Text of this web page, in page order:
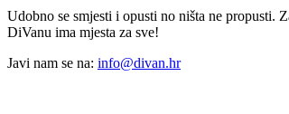
Udobno se smjesti i opusti no ništa ne propusti.
DiVanu ima mjesta za sve!
Javi nam se na: info@divan.hr